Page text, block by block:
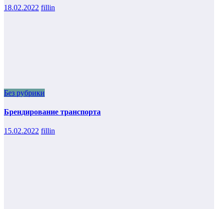
18.02.2022 fillin
Без рубрики
Брендирование транспорта
15.02.2022 fillin